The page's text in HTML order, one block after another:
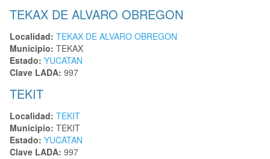
TEKAX DE ALVARO OBREGON
Localidad: TEKAX DE ALVARO OBREGON
Municipio: TEKAX
Estado: YUCATAN
Clave LADA: 997
TEKIT
Localidad: TEKIT
Municipio: TEKIT
Estado: YUCATAN
Clave LADA: 997